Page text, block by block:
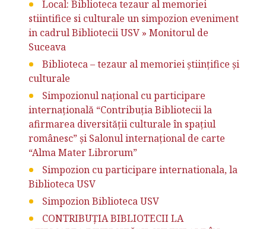
Local: Biblioteca tezaur al memoriei
stiintifice si culturale un simpozion eveniment
in cadrul Bibliotecii USV » Monitorul de
Suceava
Biblioteca – tezaur al memoriei ştiinţifice şi
culturale
Simpozionul național cu participare
internațională “Contribuția Bibliotecii la
afirmarea diversității culturale în spațiul
românesc” și Salonul internațional de carte
“Alma Mater Librorum”
Simpozion cu participare internationala, la
Biblioteca USV
Simpozion Biblioteca USV
CONTRIBUȚIA BIBLIOTECII LA